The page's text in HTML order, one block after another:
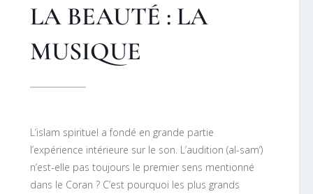
LA BEAUTÉ : LA
MUSIQUE
L’islam spirituel a fondé en grande partie
l’expérience intérieure sur le son. L’audition (al-sam‘)
n’est-elle pas toujours le premier sens mentionné
dans le Coran ? C’est pourquoi les plus grands